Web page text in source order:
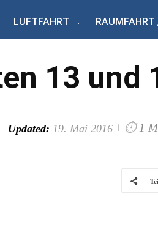
LUFTFAHRT
13 und
Updated: 19. Mai 2016 ⏱ 1